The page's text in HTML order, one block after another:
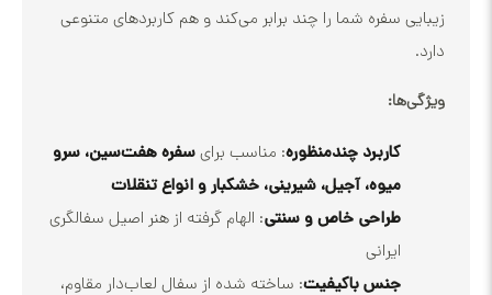
سفره شما را چند برابر می‌کند و هم کاربردهای متنوعی
کاربرد چندمنظوره: مناسب برایسفره هفت‌سین، سرو
میوه، آجیل، شیرینی، خشکبار و انواع تنقلات
طراحی خاص و سنتی: الهام گرفته از هنر اصیل سفالگری
جنس باکیفیت: ساخته شده از سفال لعاب‌دار مقاوم،